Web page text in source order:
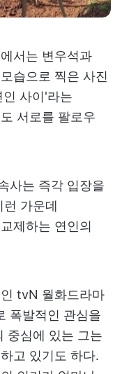
서는 변우석과
습으로 찍은 사진
사이'라는
서로를 팔로우
사는 즉각 입장을
가운데
제하는 연인의
tvN 월화드라마
폭발적인 관심을
중심에 있는 그는
고 있기도 하다.